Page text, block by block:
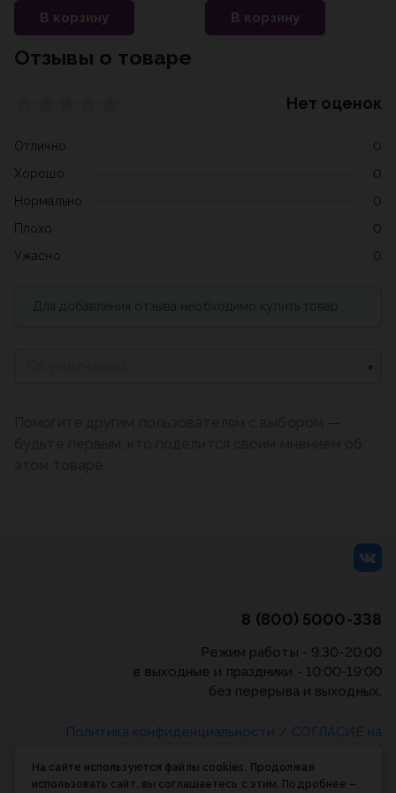
В корзину В корзину
Отзывы о товаре
Нет оценок
Отлично
0
Хорошо
0
Нормально
0
Плохо
0
Ужасно
0
Для добавления отзыва необходимо купить товар
8 (800) 5000-338
Режим работы - 9:30-20:00
в выходные и праздники - 10:00-19:00
без перерыва и выходных.
Политика конфиденциальности / СОГЛАСИЕ на
использовании cookie-файлов
На сайте используются файлы cookies. Продолжая
использовать сайт, вы соглашаетесь с этим. Подробнее –